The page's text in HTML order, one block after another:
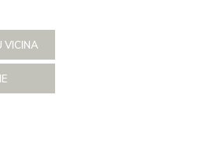
VICINA